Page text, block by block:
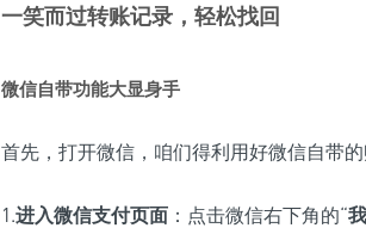
一笑而过转账记录，轻松找回
微信自带功能大显身手
首先，打开微信，咱们得利用好微信自带的
1.进入微信支付页面 ：点击微信右下角的“我